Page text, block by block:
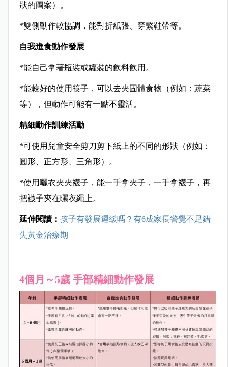
狀的圖案）。
*雙側動作較協調，能對折紙張、穿繫鞋帶等。
自我進食動作發展
*能自己拿著瓶裝或罐裝的飲料飲用。
*能較好的使用筷子，可以去夾固體食物（例如：蔬菜
等），但動作可能有一點不靈活。
精細動作訓練活動
*可使用兒童安全剪刀剪下紙上的不同的形狀（例如：
圓形、正方形、三角形）。
*使用曬衣夾夾襪子，能一手拿夾子，一手拿襪子，再
把襪子夾在曬衣繩上。
延伸閱讀： 孩子有發展遲緩嗎？有6成家長警覺不足錯
失黃金治療期
4個月～5歲 手部精細動作發展